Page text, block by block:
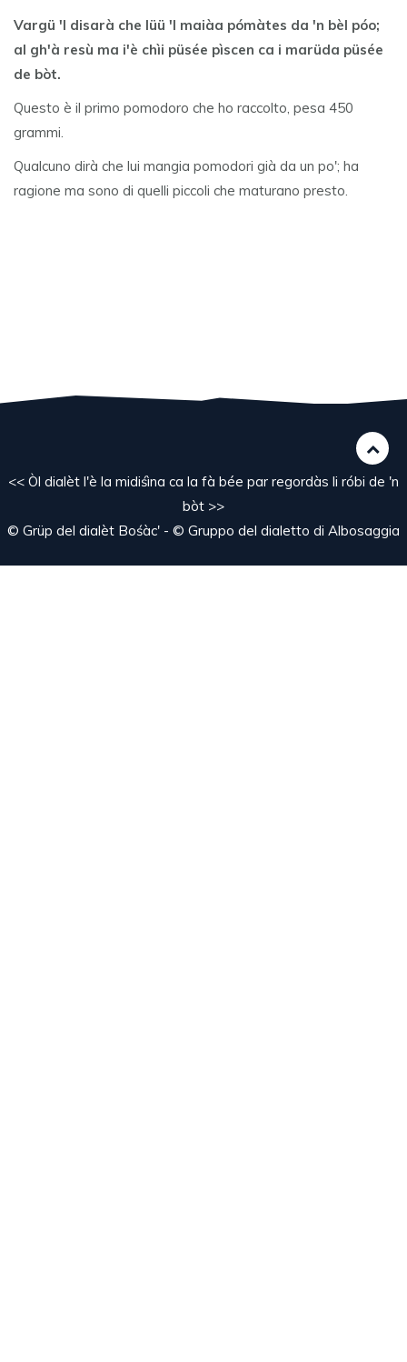
Vargü 'l disarà che lüü 'l maiàa pómàtes da 'n bèl póo;
al gh'à resù ma i'è chìi püsée pìscen ca i marüda püsée
de bòt.
Questo è il primo pomodoro che ho raccolto, pesa 450
grammi.
Qualcuno dirà che lui mangia pomodori già da un po'; ha
ragione ma sono di quelli piccoli che maturano presto.
<< Òl dialèt l'è la midiśìna ca la fà bée par regordàs li róbi de 'n
bòt >>
© Grüp del dialèt Bośàc' - © Gruppo del dialetto di Albosaggia